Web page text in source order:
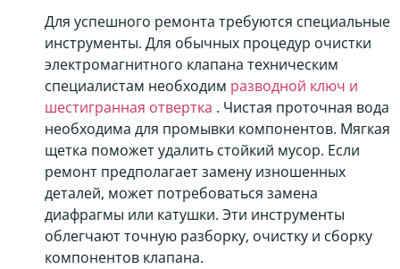
Для успешного ремонта требуются специальные
инструменты. Для обычных процедур очистки
электромагнитного клапана техническим
специалистам необходим разводной ключ и
шестигранная отвертка . Чистая проточная вода
необходима для промывки компонентов. Мягкая
щетка поможет удалить стойкий мусор. Если
ремонт предполагает замену изношенных
деталей, может потребоваться замена
диафрагмы или катушки. Эти инструменты
облегчают точную разборку, очистку и сборку
компонентов клапана.